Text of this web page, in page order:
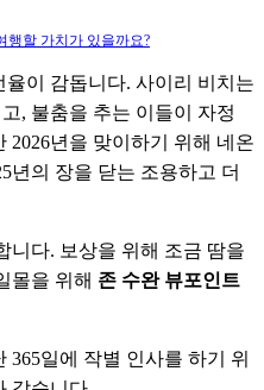
행할 가치가 있을까요?
이 감돕니다. 사이리 비치는
, 불춤을 추는 이들이 자정
2026년을 맞이하기 위해 네온
년의 장을 닫는 조용하고 더
니다. 보상을 위해 조금 땀을
몰을 위해 존 수완 뷰포인트
일에 작별 인사를 하기 위